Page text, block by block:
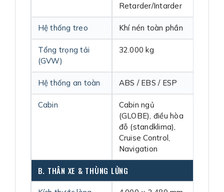
Retarder/Intarder
Hệ thống treo Khí nén toàn phần
Tổng trọng tải
(GVW)
32.000 kg
Hệ thống an toàn ABS / EBS / ESP
Cabin
Cabin ngủ
(GLOBE), điều hòa
đỗ (standklima),
Cruise Control,
Navigation
B. THÂN XE & THÙNG LỬNG